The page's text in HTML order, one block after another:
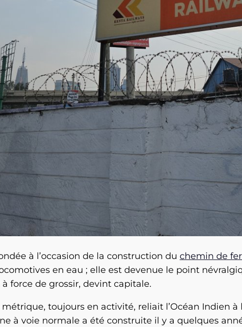
à l’occasion de la construction du chemin de
en eau ; elle est devenue le point
force de grossir, devint capitale.
toujours en activité, reliait l’Océan Indien
à voie normale a été construite il y a quelques